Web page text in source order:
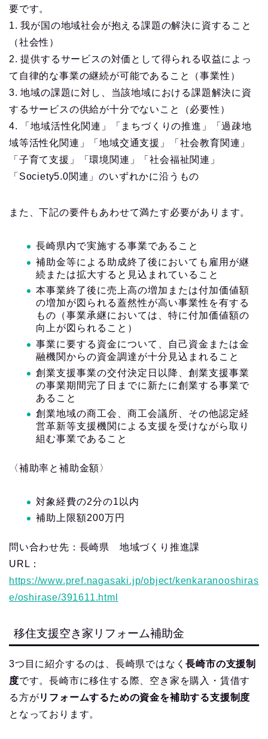
要です。
1. 我が国の地域社会が抱える課題の解決に資すること
（社会性）
2. 提供するサービスの対価として得られる収益によっ
て自律的な事業の継続が可能であること（事業性）
3. 地域の課題に対し、当該地域における課題解決に資
するサービスの供給が十分でないこと（必要性）
4. 「地域活性化関連」「まちづくりの推進」「過疎地
域等活性化関連」「地域交通支援」「社会教育関連」
「子育て支援」「環境関連」「社会福祉関連」
「Society5.0関連」のいずれかに沿うもの
また、下記の要件もあわせて満たす必要があります。
長崎県内で実施する事業であること
補助金等による助成終了後においても雇用が継
続または拡大すると見込まれていること
本事業終了後に売上高の増加または付加価値額
の増加が図られる蓋然性が高い事業性を有する
もの（事業承継においては、特に付加価値額の
向上が図られること）
事業に要する資金について、自己資金または金
融機関からの資金調達が十分見込まれること
創業支援事業の交付決定日以降、創業支援事業
の事業期間完了日までに新たに創業する事業で
あること
創業地域の商工会、商工会議所、その他認定経
営革新等支援機関による支援を受けながら取り
組む事業であること
〈補助率と補助金額〉
対象経費の2分の1以内
補助上限額200万円
問い合わせ先：長崎県 地域づくり推進課
URL：
https://www.pref.nagasaki.jp/object/kenkaranooshiras
e/oshirase/391611.html
移住支援空き家リフォーム補助金
3つ目に紹介するのは、長崎県ではなく長崎市の支援制
度です。長崎市に移住する際、空き家を購入・賃借す
る方がリフォームするための資金を補助する支援制度
となっております。